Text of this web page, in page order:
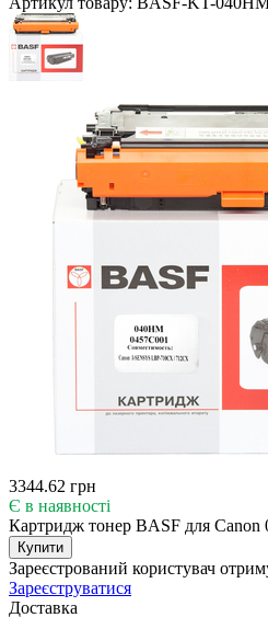
3344.62 грн
Є в наявності
Картридж тонер BASF для
Купити
Зареєстрований користувач
Зареєструватися
Доставка